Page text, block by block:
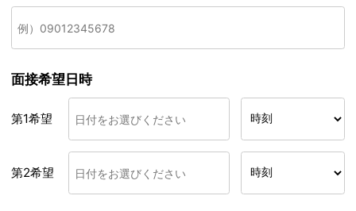
面接希望日時
第1希望
第2希望